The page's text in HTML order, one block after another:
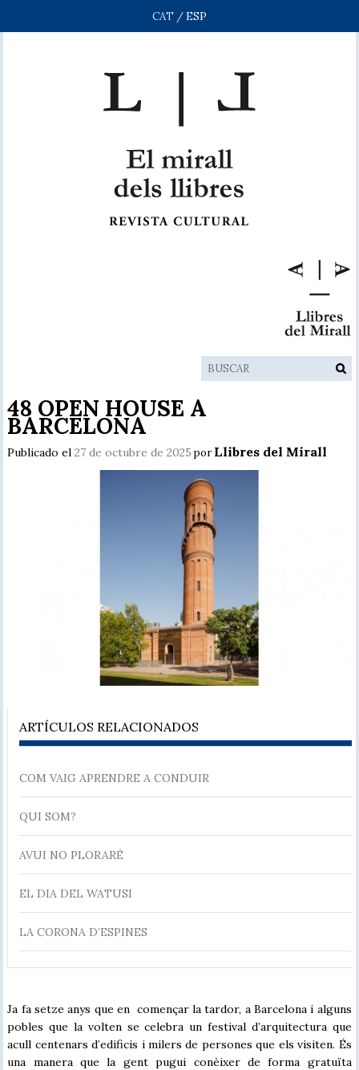
CAT / ESP
48 OPEN HOUSE A
BARCELONA
Publicado el27 de octubre de 2025 porLlibres del Mirall
ARTÍCULOS RELACIONADOS
COM VAIG APRENDRE A CONDUIR
QUI SOM?
AVUI NO PLORARÉ
EL DIA DEL WATUSI
LA CORONA D’ESPINES
Ja fa setze anys que en començar la tardor, a Barcelona i alguns
pobles que la volten se celebra un festival d’arquitectura que
acull centenars d’edificis i milers de persones que els visiten. És
una manera que la gent pugui conèixer de forma gratuïta